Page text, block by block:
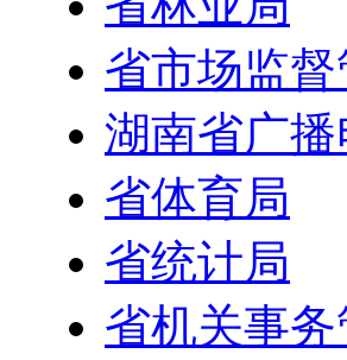
省市场监督
湖南省广播
省体育局
省统计局
省机关事务